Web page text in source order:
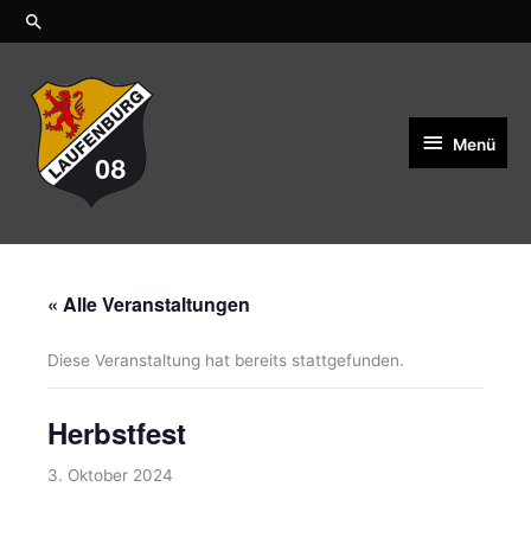
ZumSuchen
Menü
Menü
« Alle Veranstaltungen
Diese Veranstaltung hat bereits stattgefunden.
Herbstfest
3. Oktober 2024